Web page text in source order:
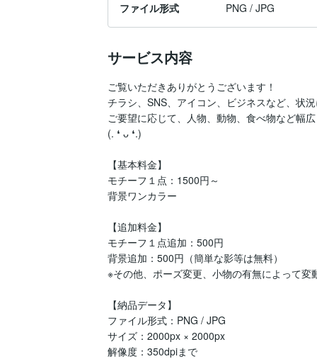
ファイル形式 PNG / JPG
サービス内容
ご覧いただきありがとうございます！
チラシ、SNS、アイコン、ビジネスなど、状
ご要望に応じて、人物、動物、食べ物など幅
(⁠.⁠ ⁠❛⁠ ⁠ᴗ⁠ ⁠❛⁠.⁠)
【基本料金】
モチーフ１点：1500円～
背景ワンカラー
【追加料金】
モチーフ１点追加：500円
背景追加：500円（簡単な影等は無料）
※その他、ポーズ変更、小物の有無によって変
【納品データ】
ファイル形式：PNG / JPG
サイズ：2000px × 2000px
解像度：350dpiまで